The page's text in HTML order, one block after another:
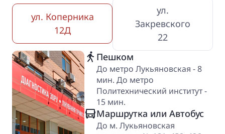
ул. Коперника
12Д
ул.
Закревского
22
Пешком
До метро Лукьяновская - 8
мин. До метро
Политехнический институт -
15 мин.
Маршрутка или Автобус
До м. Лукьяновская